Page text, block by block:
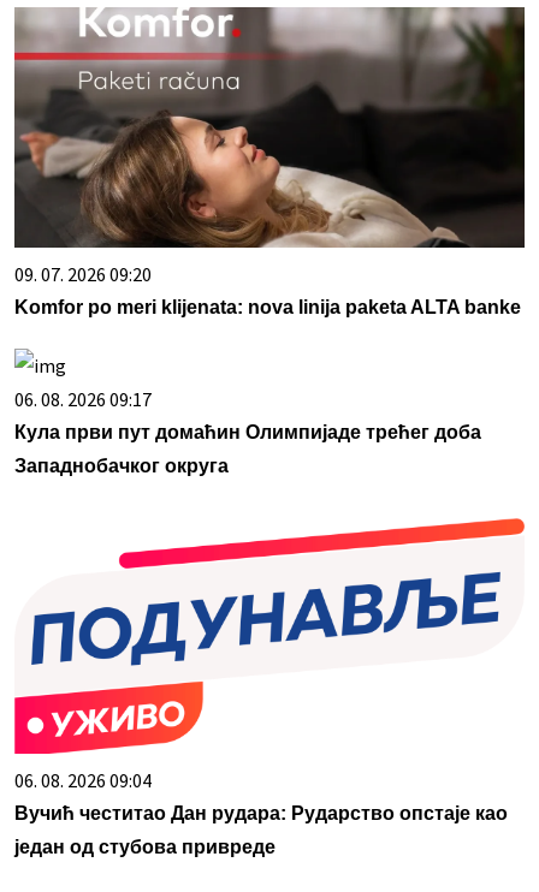
09. 07. 2026 09:20
Komfor po meri klijenata: nova linija paketa ALTA banke
06. 08. 2026 09:17
Кула први пут домаћин Олимпијаде трећег доба
Западнобачког округа
06. 08. 2026 09:04
Вучић честитао Дан рудара: Рударство опстаје као
један од стубова привреде